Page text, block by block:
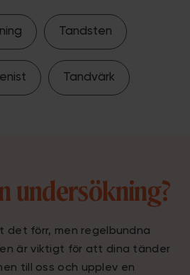
Tandsten
Tandvärk
undersökning?
det förr, men regelbundna
är viktigt för att dina tänder
till oss och upplev en